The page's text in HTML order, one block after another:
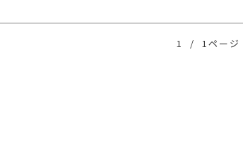
1 / 1ページ